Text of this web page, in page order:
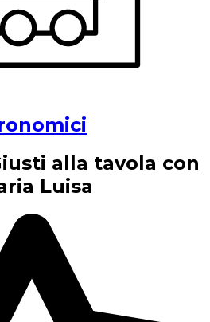
alla tavola con
Luisa